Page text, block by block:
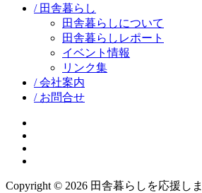
/ 田舎暮らし
田舎暮らしについて
田舎暮らしレポート
イベント情報
リンク集
/ 会社案内
/ お問合せ
Copyright © 2026 田舎暮らしを応援し